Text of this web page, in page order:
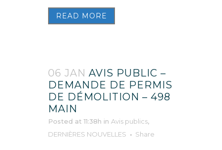
READ MORE
06 JAN AVIS PUBLIC –
DEMANDE DE PERMIS
DE DÉMOLITION – 498
MAIN
Posted at 11:38h in Avis publics,
DERNIÈRES NOUVELLES
Share